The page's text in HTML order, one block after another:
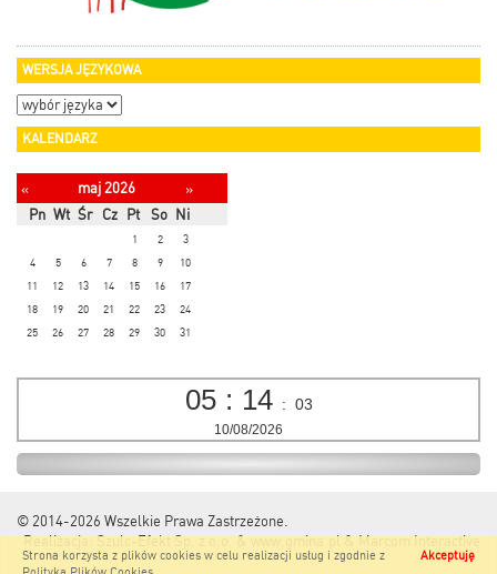
WERSJA JĘZYKOWA
KALENDARZ
« maj 2026
»
Pn Wt Śr Cz Pt So Ni
1 2
3
4
5 6 7 8 9
10
11
12 13 14 15 16
17
18
19 20 21 22 23
24
25
26 27 28 29 30 31
05 : 14 : 04
10/08/2026
Akceptuję
Strona korzysta z plików cookies w celu realizacji usług i zgodnie z
© 2014-2026 Wszelkie Prawa Zastrzeżone.
Realizacja:Szulc-Efekt Sp. z o.o. & www.gmina.pl&Marcom Interactive